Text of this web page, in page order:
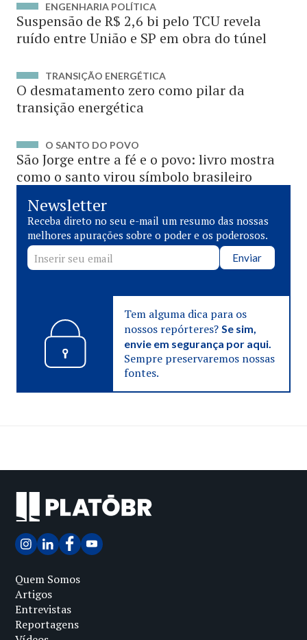
ENGENHARIA POLÍTICA
Suspensão de R$ 2,6 bi pelo TCU revela
ruído entre União e SP em obra do túnel
TRANSIÇÃO ENERGÉTICA
O desmatamento zero como pilar da
transição energética
O SANTO DO POVO
São Jorge entre a fé e o povo: livro mostra
como o santo virou símbolo brasileiro
Newsletter
Receba direto no seu e-mail um resumo das nossas
melhores apurações sobre o poder e os poderosos.
Enviar
Tem alguma dica para os
nossos repórteres? Se sim,
envie em segurança por aqui.
Sempre preservaremos nossas
fontes.
Quem Somos
Artigos
Entrevistas
Reportagens